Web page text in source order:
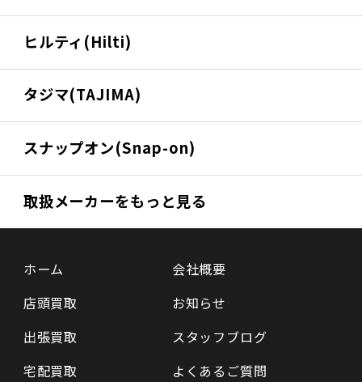
ヒルティ(Hilti)
タジマ(TAJIMA)
スナップオン(Snap-on)
取扱メーカーをもっと見る
ホーム
店頭買取
出張買取
宅配買取
会社概要
お知らせ
スタッフブログ
よくあるご質問